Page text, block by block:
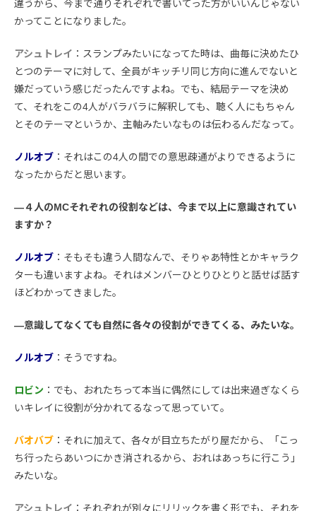
違うから、今まで通りそれぞれで書いてった方がいいんじゃない
かってことになりました。
アシュトレイ ：スランプみたいになってた時は、曲毎に決めたひ
とつのテーマに対して、全員がキッチリ同じ方向に進んでないと
嫌だっていう感じだったんですよね。でも、結局テーマを決め
て、それをこの4人がバラバラに解釈しても、聴く人にもちゃん
とそのテーマというか、主軸みたいなものは伝わるんだなって。
ノルオブ ：それはこの4人の間での意思疎通がよりできるように
なったからだと思います。
―４人のMCそれぞれの役割などは、今まで以上に意識されてい
ますか？
ノルオブ ：そもそも違う人間なんで、そりゃあ特性とかキャラク
ターも違いますよね。それはメンバーひとりひとりと話せば話す
ほどわかってきました。
―意識してなくても自然に各々の役割ができてくる、みたいな。
ノルオブ ：そうですね。
ロビン ：でも、おれたちって本当に偶然にしては出来過ぎなくら
いキレイに役割が分かれてるなって思っていて。
バオバブ ：それに加えて、各々が目立ちたがり屋だから、「こっ
ち行ったらあいつにかき消されるから、おれはあっちに行こう」
みたいな。
アシュトレイ ：それぞれが別々にリリックを書く形でも、それを